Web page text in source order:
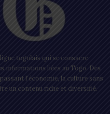
togolais qui se consacre
informations liées au Togo. Des
l’économie, la culture sans
un contenu riche et diversifié.